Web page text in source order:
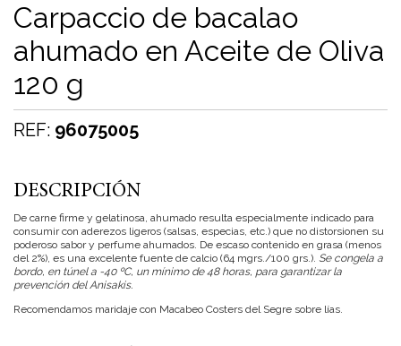
Carpaccio de bacalao
ahumado en Aceite de Oliva
120 g
REF: 96075005
DESCRIPCIÓN
De carne firme y gelatinosa, ahumado resulta especialmente indicado para
consumir con aderezos ligeros (salsas, especias, etc.) que no distorsionen su
poderoso sabor y perfume ahumados. De escaso contenido en grasa (menos
del 2%), es una excelente fuente de calcio (64 mgrs./100 grs.). Se congela a
bordo, en túnel a -40 ºC, un mínimo de 48 horas, para garantizar la
prevención del Anisakis.
Recomendamos maridaje con Macabeo Costers del Segre sobre lías.